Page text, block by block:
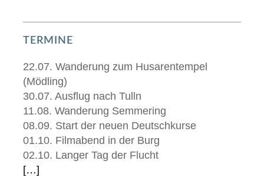
TERMINE
22.07. Wanderung zum Husarentempel
(Mödling)
30.07. Ausflug nach Tulln
11.08. Wanderung Semmering
08.09. Start der neuen Deutschkurse
01.10. Filmabend in der Burg
02.10. Langer Tag der Flucht
[…]